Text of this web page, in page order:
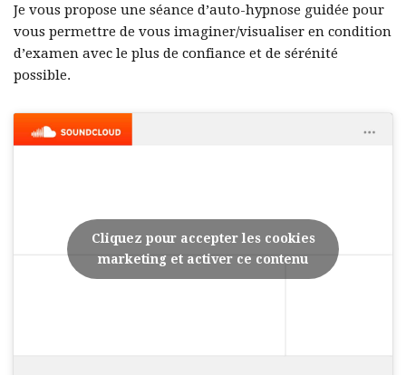
Je vous propose une séance d’auto-hypnose guidée pour
vous permettre de vous imaginer/visualiser en condition
d’examen avec le plus de confiance et de sérénité
possible.
Cliquez pour accepter les cookies
marketing et activer ce contenu